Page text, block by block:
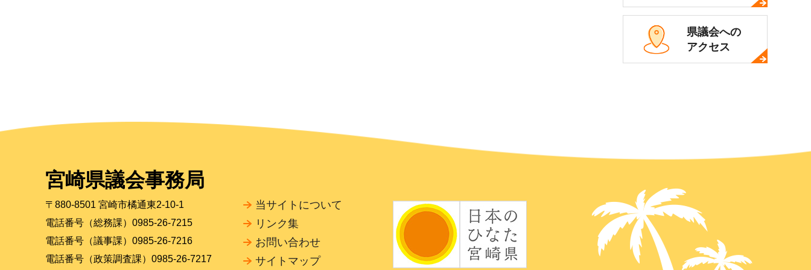
県議会への
アクセス
宮崎県議会事務局
〒880-8501 宮崎市橘通東2-10-1
電話番号（総務課）0985-26-7215
電話番号（議事課）0985-26-7216
電話番号（政策調査課）0985-26-7217
当サイトについて
リンク集
お問い合わせ
サイトマップ